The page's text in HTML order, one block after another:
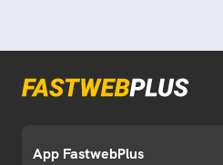
App FastwebPlus